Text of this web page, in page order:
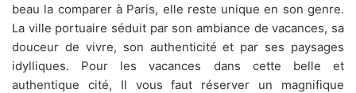
beau la comparer à Paris, elle reste unique en son genre.
La ville portuaire séduit par son ambiance de vacances, sa
douceur de vivre, son authenticité et par ses paysages
idylliques. Pour les vacances dans cette belle et
authentique cité, Il vous faut réserver un magnifique